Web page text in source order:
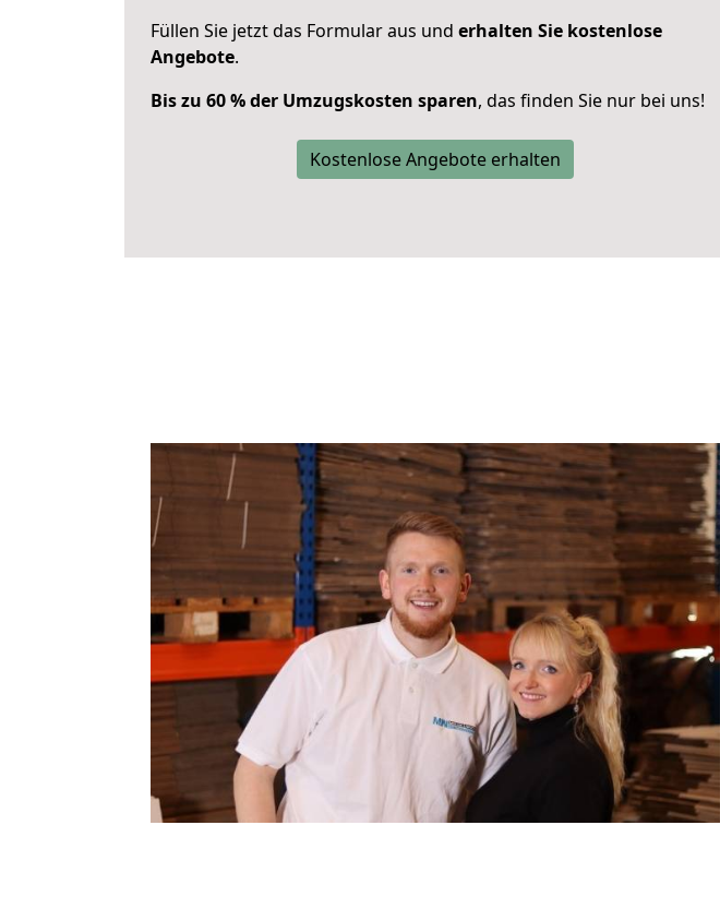
Füllen Sie jetzt das Formular aus und erhalten Sie kostenlose
Angebote.
Bis zu 60 % der Umzugskosten sparen, das finden Sie nur bei uns!
Kostenlose Angebote erhalten